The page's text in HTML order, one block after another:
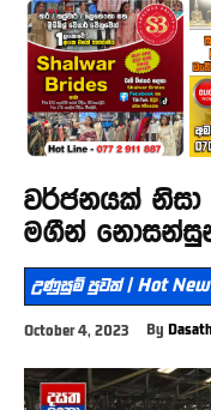
වර්ජනයක් නිසා
මගීන්
උණුසුම් පුවත් | Hot
October 4, 2023 By